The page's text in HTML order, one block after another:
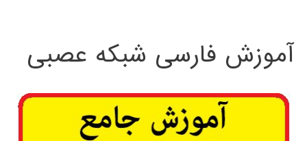
آموزش فارسی شبکه عصبی